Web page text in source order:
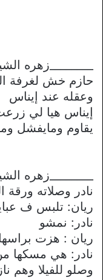
________زهره
حازم خش لغرفة
وعقله عند إيناس
إيناس هيا لي
يقاوم ومايفشل
________زهره
نادر وصلاته ورقة
ريان: تلبس ف
نادر: نمشو
ريان : هزت
نادر: هي مسكها
وصلو للفيلا وهم